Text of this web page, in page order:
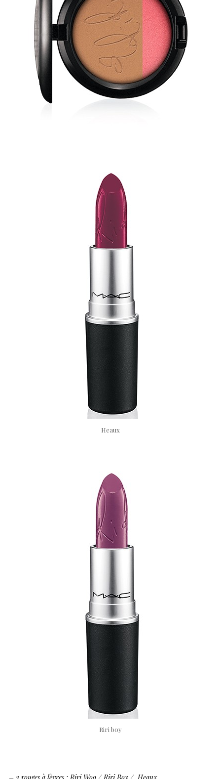
Heaux
Riri boy
– 3 rouges à lèvres : Riri Woo / Riri Boy / Heaux